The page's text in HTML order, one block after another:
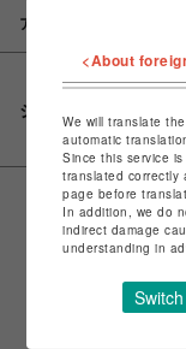
アイテム説明 / 素材
シェアする
<About
We will translate
automatic
Since this service
translated correctly
page before
In addition, we do
indirect damage
understanding in